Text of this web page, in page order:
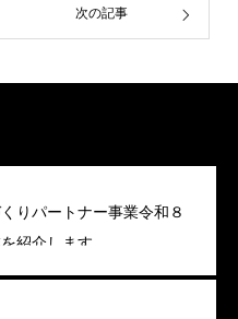
次の記事
りパートナー事業令和８
紹介します